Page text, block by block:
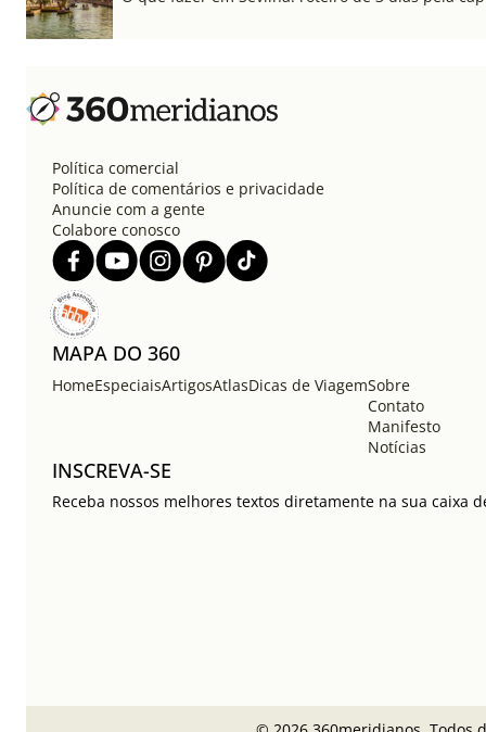
Política comercial
Política de comentários e privacidade
Anuncie com a gente
Colabore conosco
MAPA DO 360
HomeEspeciaisArtigosAtlasDicas de ViagemSobre
Contato
Manifesto
Notícias
INSCREVA-SE
Receba nossos melhores textos diretamente na sua caixa